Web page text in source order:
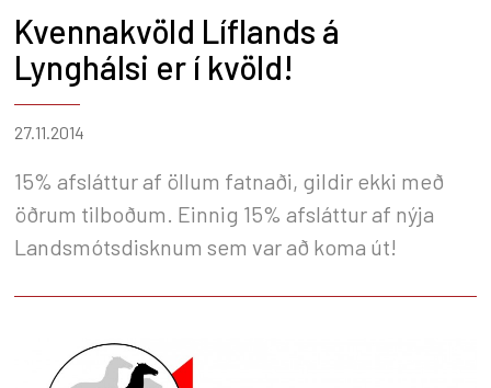
Kvennakvöld Líflands á
Lynghálsi er í kvöld!
27.11.2014
15% afsláttur af öllum fatnaði, gildir ekki með
öðrum tilboðum. Einnig 15% afsláttur af nýja
Landsmótsdisknum sem var að koma út!